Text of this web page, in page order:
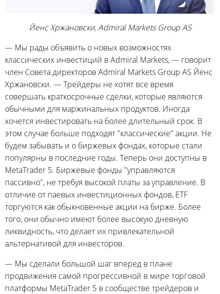
Йенс Хржановски, Admiral Markets Group AS
— Мы рады объявить о новых возможностях
классических инвестиций в Admiral Markets, — говорит
член Совета директоров Admiral Markets Group AS Йенс
Хржановски. — Трейдеры не хотят все время
совершать краткосрочные сделки, которые являются
обычными для маржинальных продуктов. Иногда
хочется инвестировать на более длительный срок. В
этом случае больше подходят "классические" акции. Не
будем забывать и о биржевых фондах, которые стали
популярны в последние годы. Теперь они доступны в
MetaTrader 5. Биржевые фонды "управляются
пассивно", не требуя высокой платы за управление. В
отличие от паевых инвестиционных фондов, ETF
торгуются как обыкновенные акции на бирже. Более
того, они обычно имеют более высокую дневную
ликвидность, что делает их привлекательной
альтернативой для инвесторов.
— Мы сделали большой шаг вперед в плане
продвижения самой прогрессивной в мире торговой
платформы MetaTrader 5 в сообществе трейдеров и